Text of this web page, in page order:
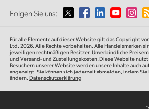
Netzwerkspeicher
Signalverteilung und Distribution
Streaming und Encoding
Medien
Wählen Sie Ihr Land aus
Australia
Austria
Folgen Sie uns:
Für alle Elemente auf dieser Website gilt das Copyright
Ltd. 2026. Alle Rechte vorbehalten. Alle Handelsmarken
jeweiligen rechtmäßigen Besitzer. Unverbindliche
und Versand- und Zustellungskosten. Diese Website
Besuchern unserer Website werden unsere Inhalte auch
angezeigt. Sie können sich jederzeit abmelden, indem
ändern.Datenschutzerklärung